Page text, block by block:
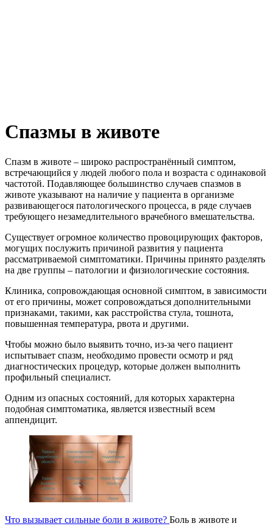
Спазмы в животе
Спазм в животе – широко распространённый симптом,
встречающийся у людей любого пола и возраста с одинаковой
частотой. Подавляющее большинство случаев спазмов в
животе указывают на наличие у пациента в организме
развивающегося патологического процесса, в ряде случаев
требующего незамедлительного врачебного вмешательства.
Существует огромное количество провоцирующих факторов,
могущих послужить причиной развития у пациента
рассматриваемой симптоматики. Причины принято разделять
на две группы – патологии и физиологические состояния.
Клиника, сопровождающая основной симптом, в зависимости
от его причины, может сопровождаться дополнительными
признаками, такими, как расстройства стула, тошнота,
повышенная температура, рвота и другими.
Чтобы можно было выявить точно, из-за чего пациент
испытывает спазм, необходимо провести осмотр и ряд
диагностических процедур, которые должен выполнить
профильный специалист.
Одним из опасных состояний, для которых характерна
подобная симптоматика, является известный всем
аппендицит.
Что вызывает сильные боли в животе? Боль в животе и